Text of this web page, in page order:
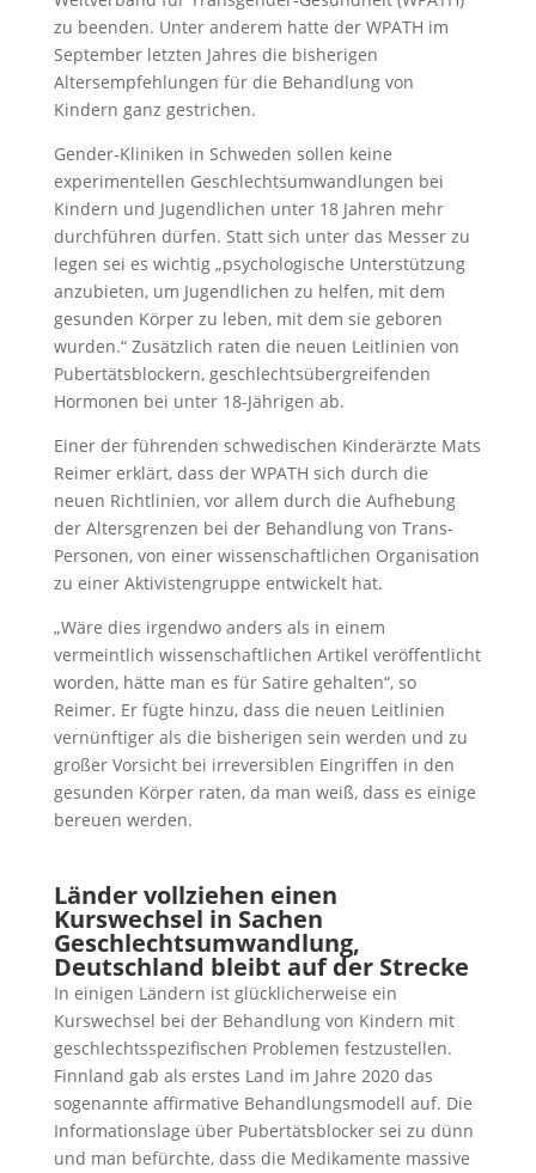
zu beenden. Unter anderem hatte der WPATH im
September letzten Jahres die bisherigen
Altersempfehlungen für die Behandlung von
Kindern ganz gestrichen.
Gender-Kliniken in Schweden sollen keine
experimentellen Geschlechtsumwandlungen bei
Kindern und Jugendlichen unter 18 Jahren mehr
durchführen dürfen. Statt sich unter das Messer zu
legen sei es wichtig „psychologische Unterstützung
anzubieten, um Jugendlichen zu helfen, mit dem
gesunden Körper zu leben, mit dem sie geboren
wurden.“ Zusätzlich raten die neuen Leitlinien von
Pubertätsblockern, geschlechtsübergreifenden
Hormonen bei unter 18-Jährigen ab.
Einer der führenden schwedischen Kinderärzte Mats
Reimer erklärt, dass der WPATH sich durch die
neuen Richtlinien, vor allem durch die Aufhebung
der Altersgrenzen bei der Behandlung von Trans-
Personen, von einer wissenschaftlichen Organisation
zu einer Aktivistengruppe entwickelt hat.
„Wäre dies irgendwo anders als in einem
vermeintlich wissenschaftlichen Artikel veröffentlicht
worden, hätte man es für Satire gehalten“, so
Reimer. Er fügte hinzu, dass die neuen Leitlinien
vernünftiger als die bisherigen sein werden und zu
großer Vorsicht bei irreversiblen Eingriffen in den
gesunden Körper raten, da man weiß, dass es einige
bereuen werden.
Länder vollziehen einen
Kurswechsel in Sachen
Geschlechtsumwandlung,
Deutschland bleibt auf der Strecke
In einigen Ländern ist glücklicherweise ein
Kurswechsel bei der Behandlung von Kindern mit
geschlechtsspezifischen Problemen festzustellen.
Finnland gab als erstes Land im Jahre 2020 das
sogenannte affirmative Behandlungsmodell auf. Die
Informationslage über Pubertätsblocker sei zu dünn
und man befürchte, dass die Medikamente massive